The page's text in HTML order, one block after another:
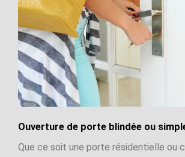
Ouverture de porte blindée ou
Que ce soit une porte résidentielle ou